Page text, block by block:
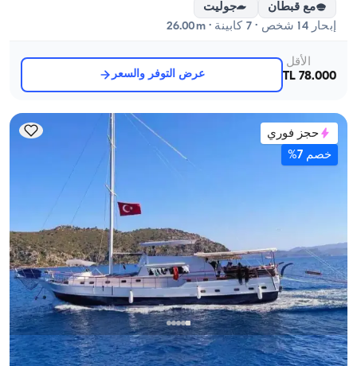
مع قبطان
جوليت
إبحار 14 شخص · 7 كابينة · 26.00m
الأقل
78.000 TL
عرض التوفر والسعر
حجز فوري
خصم 7%
مرمريس, Muğla قارب جديد